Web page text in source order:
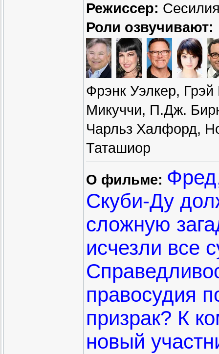
Режиссер:
Роли озвучивают:
Фрэнк Уэлкер,
Микуччи, П.Дж.
Чарльз Халфорд,
Таташиор
О фильме:
Скуби-Ду
сложную
исчезли все
правосудия
призрак? К
новый